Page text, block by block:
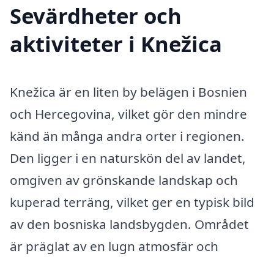
Sevärdheter och
aktiviteter i Knežica
Knežica är en liten by belägen i Bosnien
och Hercegovina, vilket gör den mindre
känd än många andra orter i regionen.
Den ligger i en naturskön del av landet,
omgiven av grönskande landskap och
kuperad terräng, vilket ger en typisk bild
av den bosniska landsbygden. Området
är präglat av en lugn atmosfär och